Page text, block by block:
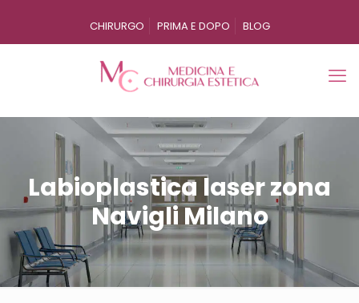
CHIRURGO PRIMA E DOPO BLOG
Labioplastica laser zona
Navigli Milano